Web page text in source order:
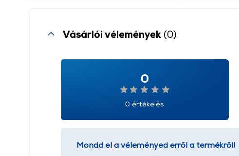
Vásárlói vélemények (0)
0
0 értékelés
Mondd el a véleményed erről a termékről!